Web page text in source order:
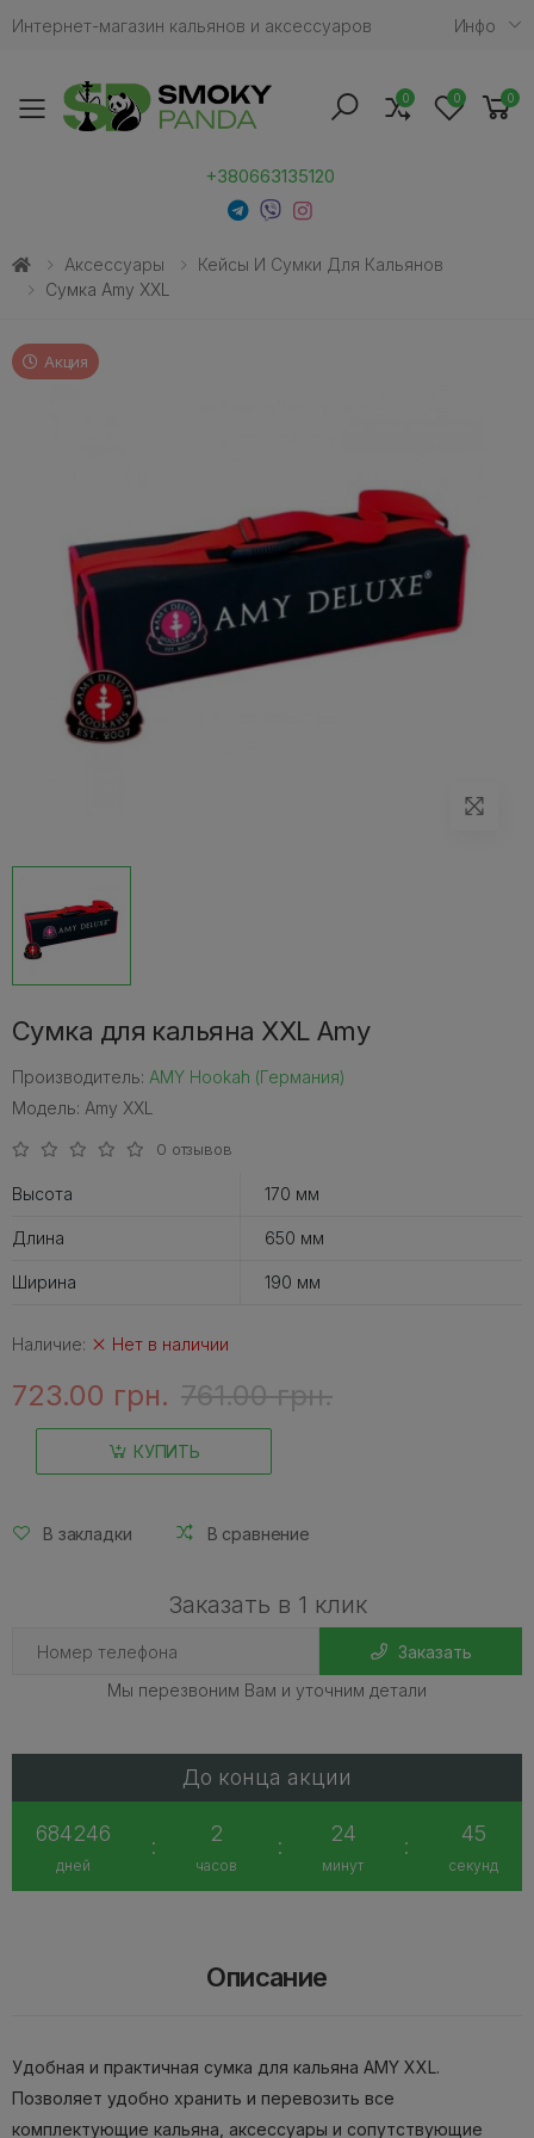
Интернет-магазин кальянов и аксессуаров Инфо
Toggle mobile menu
+380663135120
0 0 0
Аксессуары
Кейсы И Сумки Для Кальянов
Сумка Amy XXL
Акция
Сумка для кальяна XXL Amy
Производитель: AMY Hookah (Германия)
Модель: Amy XXL
0 отзывов
Высота 170 мм
Длина 650 мм
Ширина 190 мм
Наличие: Нет в наличии
723.00 грн. 761.00 грн.
КУПИТЬ
В закладки В сравнение
Заказать в 1 клик
Заказать
Мы перезвоним Вам и уточним детали
До конца акции
684246
дней
:
2
часов
:
24
минут
:
45
секунд
Описание
Удобная и практичная сумка для кальяна AMY XXL.
Позволяет удобно хранить и перевозить все
комплектующие кальяна, аксессуары и сопутствующие